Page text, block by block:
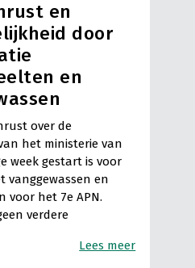
en
door
en
over de
het ministerie van
week gestart is voor
vanggewassen en
voor het 7e APN.
verdere
Lees meer